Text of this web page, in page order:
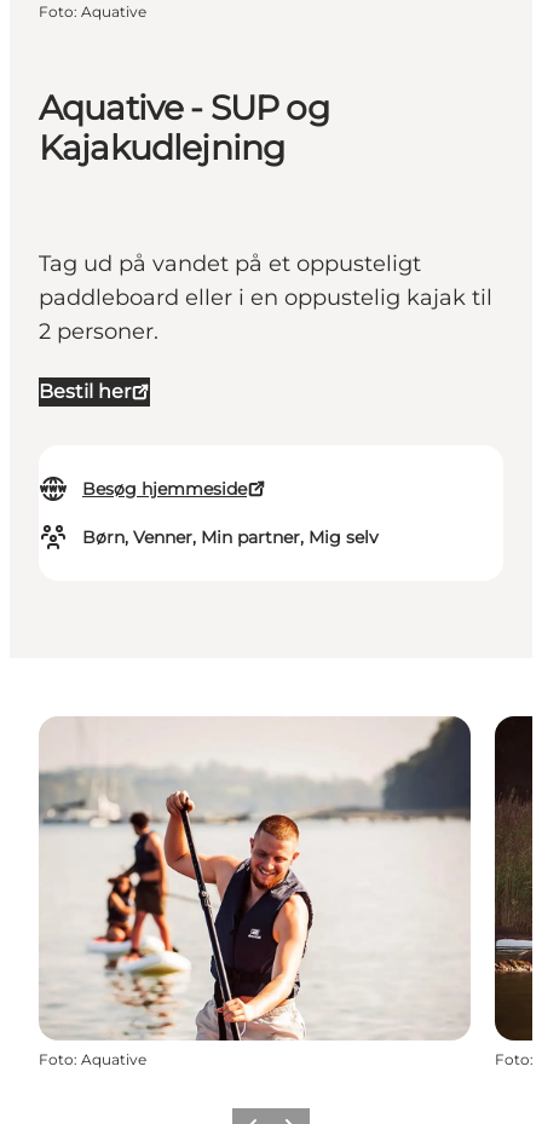
Aquative - SUP og
Kajakudlejning
Tag ud på vandet på et oppusteligt
paddleboard eller i en oppustelig kajak til
2 personer.
Bestil her
Besøg hjemmeside
Børn, Venner, Min partner, Mig selv
Foto: Aquative
Foto: Aquative Foto: